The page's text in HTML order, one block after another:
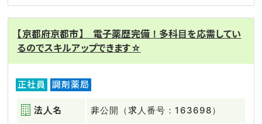
【京都府京都市】 電子薬歴完備！多科目を応需してい
るのでスキルアップできます☆
正社員 調剤薬局
法人名 非公開（求人番号：163698）